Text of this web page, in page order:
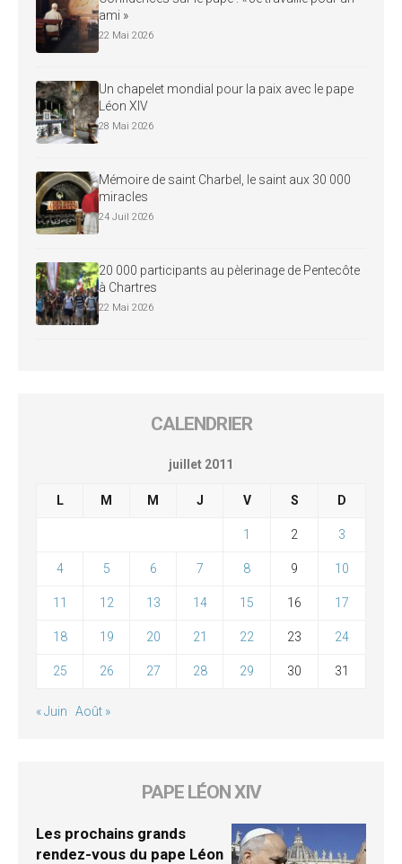
ami »
22 Mai 2026
Un chapelet mondial pour la paix avec le pape
Léon XIV
28 Mai 2026
Mémoire de saint Charbel, le saint aux 30 000
miracles
24 Juil 2026
20 000 participants au pèlerinage de Pentecôte
à Chartres
22 Mai 2026
CALENDRIER
juillet 2011
L M M J V S D
1 2 3
4 5 6 7 8 9 10
11 12 13 14 15 16 17
18 19 20 21 22 23 24
25 26 27 28 29 30 31
« Juin Août »
PAPE LÉON XIV
Les prochains grands
rendez-vous du pape Léon